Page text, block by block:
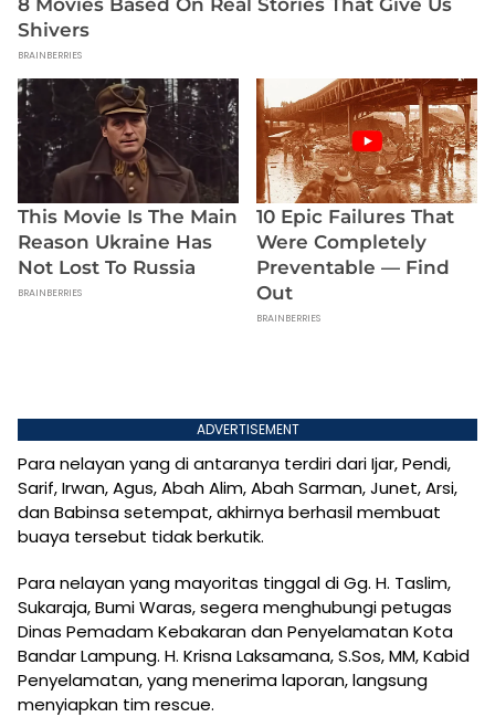
ADVERTISEMENT
Para nelayan yang di antaranya terdiri dari Ijar, Pendi,
Sarif, Irwan, Agus, Abah Alim, Abah Sarman, Junet, Arsi,
dan Babinsa setempat, akhirnya berhasil membuat
buaya tersebut tidak berkutik.
Para nelayan yang mayoritas tinggal di Gg. H. Taslim,
Sukaraja, Bumi Waras, segera menghubungi petugas
Dinas Pemadam Kebakaran dan Penyelamatan Kota
Bandar Lampung. H. Krisna Laksamana, S.Sos, MM, Kabid
Penyelamatan, yang menerima laporan, langsung
menyiapkan tim rescue.